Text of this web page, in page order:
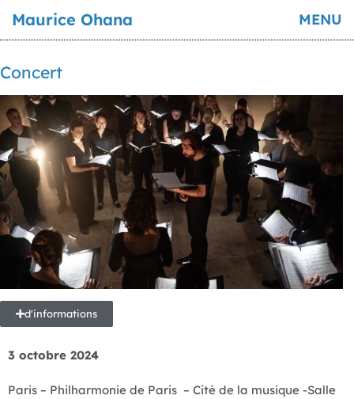
Maurice Ohana MENU
Concert
d'informations
3 octobre 2024
Paris – Philharmonie de Paris – Cité de la musique -Salle